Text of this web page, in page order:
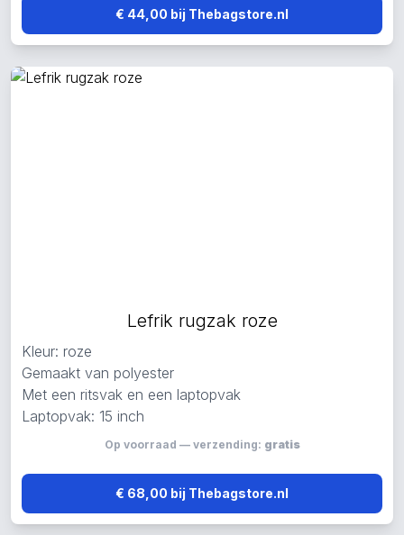
€ 44,00 bij Thebagstore.nl
Lefrik rugzak roze
Kleur: roze
Gemaakt van polyester
Met een ritsvak en een laptopvak
Laptopvak: 15 inch
Op voorraad — verzending: gratis
€ 68,00 bij Thebagstore.nl